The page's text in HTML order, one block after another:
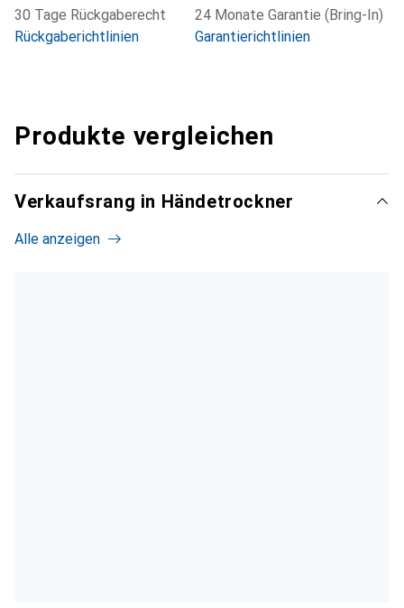
30 Tage Rückgaberecht
Rückgaberichtlinien
24 Monate Garantie (Bring-In)
Garantierichtlinien
Produkte vergleichen
Verkaufsrang in Händetrockner
Alle anzeigen